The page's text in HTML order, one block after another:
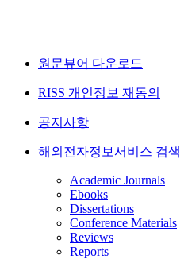
원문뷰어 다운로드
RISS 개인정보 재동의
공지사항
해외전자정보서비스 검색
Academic Journals
Ebooks
Dissertations
Conference Materials
Reviews
Reports